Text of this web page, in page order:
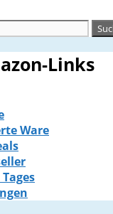
Links
Ware